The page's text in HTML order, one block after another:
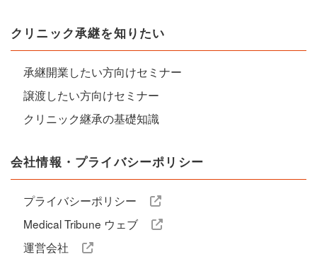
クリニック承継を知りたい
承継開業したい方向けセミナー
譲渡したい方向けセミナー
クリニック継承の基礎知識
会社情報・プライバシーポリシー
プライバシーポリシー
Medical Tribune ウェブ
運営会社